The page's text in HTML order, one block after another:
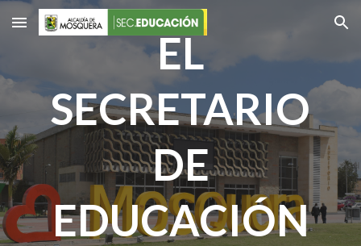
Skip to main content Skip to navigation
EL
SECRETARIO
DE
EDUCACIÓN